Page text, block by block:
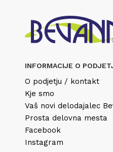
INFORMACIJE O
O podjetju / kontakt
Kje smo
Vaš novi delodajalec
Prosta delovna mesta
Facebook
Instagram